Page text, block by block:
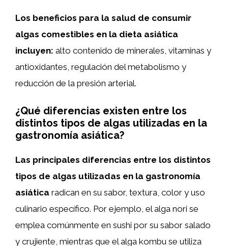
Los beneficios para la salud de consumir
algas comestibles en la dieta asiática
incluyen: alto contenido de minerales, vitaminas y
antioxidantes, regulación del metabolismo y
reducción de la presión arterial.
¿Qué diferencias existen entre los
distintos tipos de algas utilizadas en la
gastronomía asiática?
Las principales diferencias entre los distintos
tipos de algas utilizadas en la gastronomía
asiática radican en su sabor, textura, color y uso
culinario específico. Por ejemplo, el alga nori se
emplea comúnmente en sushi por su sabor salado
y crujiente, mientras que el alga kombu se utiliza